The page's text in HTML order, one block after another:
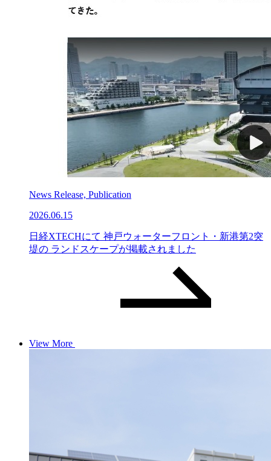
News Release, Publication
2026.06.15
日経XTECHにて 神戸ウォーターフロント・新港第2突
堤の ランドスケープが掲載されました
View More